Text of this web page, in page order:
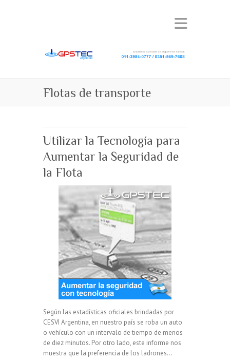
Flotas de transporte
Utilizar la Tecnología para
Aumentar la Seguridad de
la Flota
Según las estadísticas oficiales brindadas por
CESVI Argentina, en nuestro país se roba un auto
o vehículo con un intervalo de tiempo de menos
de diez minutos. Por otro lado, este informe nos
muestra que la preferencia de los ladrones…